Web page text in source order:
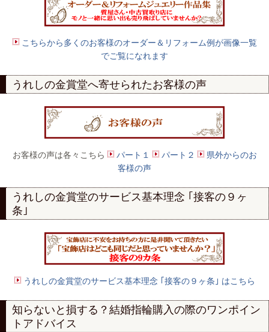
こちらから多くのお客様のオーダー＆リフォーム例が画像一覧
でご覧になれます
うれしの金賞堂へ寄せられたお客様の声
お客様の声は各々こちら パート１ パート２
県外からのお
客様の声
うれしの金賞堂のサービス基本理念 ｢接客の９ヶ
条｣
うれしの金賞堂のサービス基本理念 ｢接客の９ヶ条｣ はこちら
知らないと損する？結婚指輪購入の際のワンポイン
トアドバイス